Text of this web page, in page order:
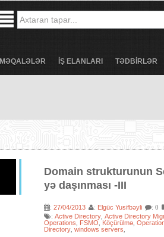
MƏQALƏLƏR İŞ ELANLARI TƏDBİRLƏR
Domain strukturunun
yə daşınması -III
:27/04/2013 : Elgüc Yusifbəyli : 0
:Active Directory ,Active Directory
Operations
FSMO Köçürülmə ,
Directory ,windows servers